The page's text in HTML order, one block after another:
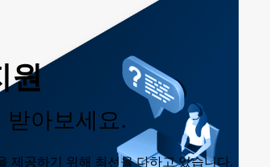
원
아보세요.
제공하기 위해 최선을 다하고 있습니다.